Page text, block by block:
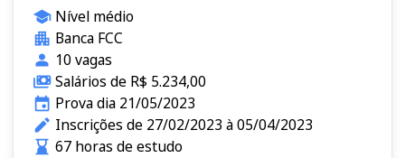
Nível médio
Banca FCC
10 vagas
Salários de R$ 5.234,00
Prova dia 21/05/2023
Inscrições de 27/02/2023 à 05/04/2023
67 horas de estudo